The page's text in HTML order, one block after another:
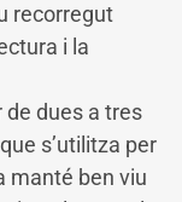
recorregut
i la
de dues a tres
s’utilitza per
manté ben viu